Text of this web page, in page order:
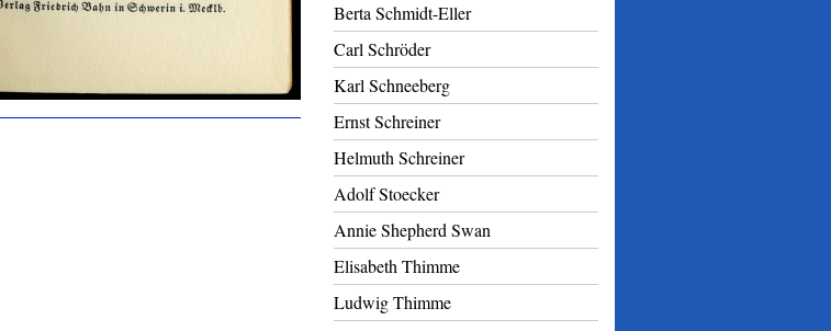
Berta Schmidt-Eller
Carl Schröder
Karl Schneeberg
Ernst Schreiner
Helmuth Schreiner
Adolf Stoecker
Annie Shepherd Swan
Elisabeth Thimme
Ludwig Thimme